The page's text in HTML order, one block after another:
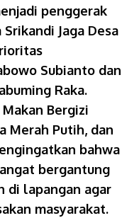
penggerak
Jaga Desa
Subianto dan
Raka.
Bergizi
Merah Putih, dan
bahwa
bergantung
di lapangan agar
masyarakat.